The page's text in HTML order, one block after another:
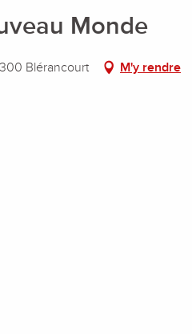
Monde
Blérancourt M'y rendre